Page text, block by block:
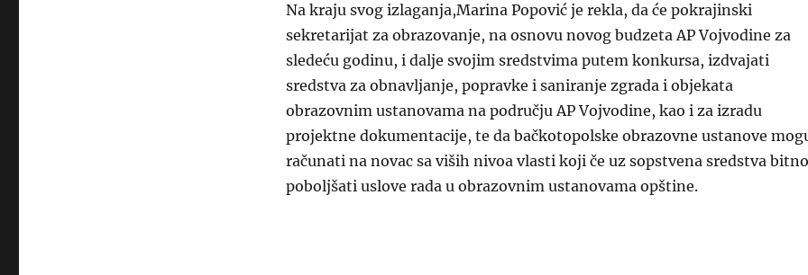
Na kraju svog izlaganja,Marina Popović je rekla, da će pokrajinski
sekretarijat za obrazovanje, na osnovu novog budzeta AP Vojvodine za
sledeću godinu, i dalje svojim sredstvima putem konkursa, izdvajati
sredstva za obnavljanje, popravke i saniranje zgrada i objekata
obrazovnim ustanovama na području AP Vojvodine, kao i za izradu
projektne dokumentacije, te da bačkotopolske obrazovne ustanove
računati na novac sa viših nivoa vlasti koji če uz sopstvena sredstva bitno
poboljšati uslove rada u obrazovnim ustanovama opštine.